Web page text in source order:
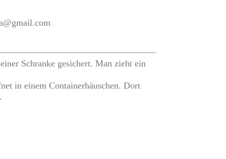
Schranke gesichert. Man zieht ein
in einem Containerhäuschen. Dort